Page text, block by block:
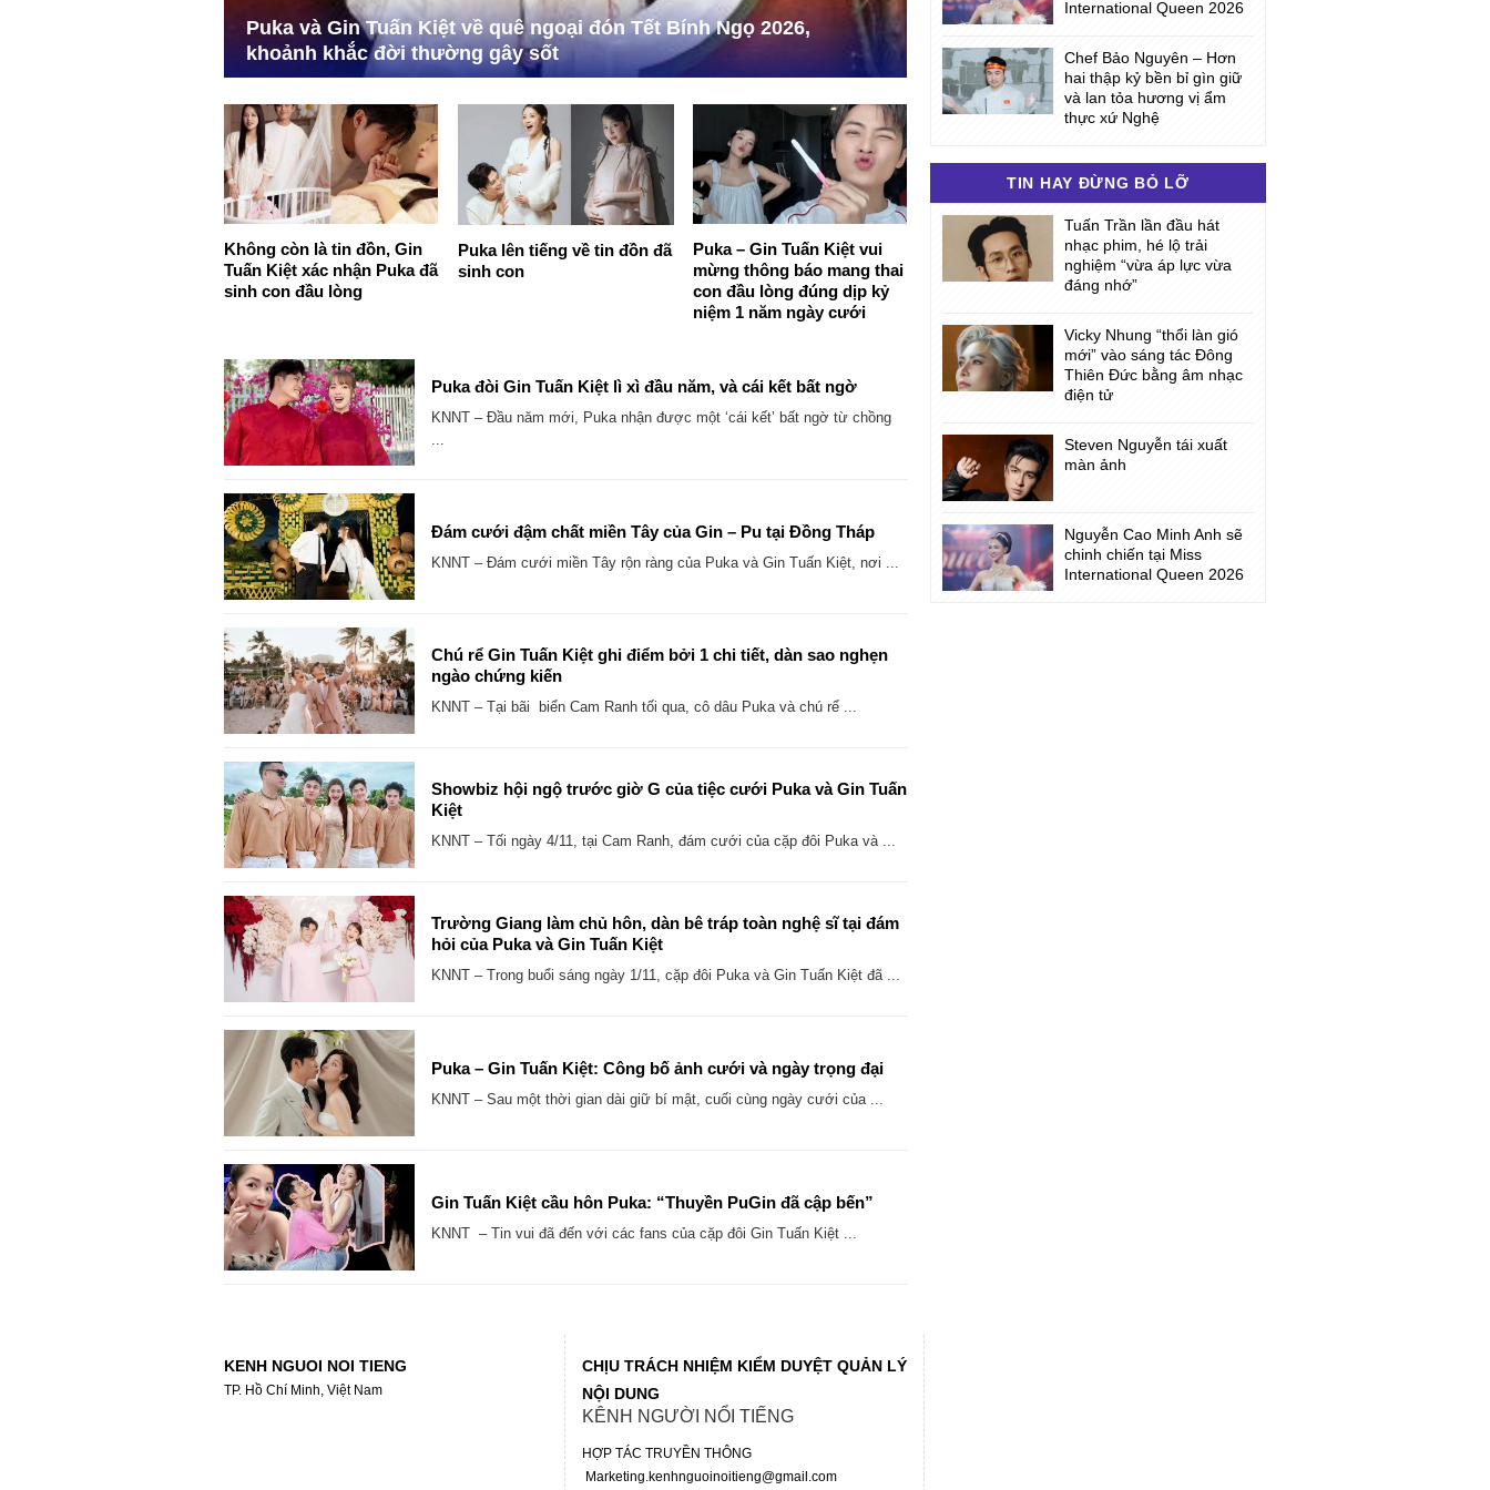
Puka và Gin Tuấn Kiệt về quê ngoại đón Tết Bính Ngọ 2026,
khoảnh khắc đời thường gây sốt
Không còn là tin đồn, Gin
Tuấn Kiệt xác nhận Puka đã
sinh con đầu lòng
Puka lên tiếng về tin đồn đã
sinh con
Puka – Gin Tuấn Kiệt vui
mừng thông báo mang thai
con đầu lòng đúng dịp kỷ
niệm 1 năm ngày cưới
Puka đòi Gin Tuấn Kiệt lì xì đầu năm, và cái kết bất ngờ
KNNT – Đầu năm mới, Puka nhận được một ‘cái kết’ bất ngờ từ chồng
Đám cưới đậm chất miền Tây của Gin – Pu tại Đồng Tháp
KNNT – Đám cưới miền Tây rộn ràng của Puka và Gin Tuấn Kiệt, nơi ...
Chú rể Gin Tuấn Kiệt ghi điểm bởi 1 chi tiết, dàn sao nghẹn
ngào chứng kiến
KNNT – Tại bãi biển Cam Ranh tối qua, cô dâu Puka và chú rể ...
Showbiz hội ngộ trước giờ G của tiệc cưới Puka và Gin Tuấn
Kiệt
KNNT – Tối ngày 4/11, tại Cam Ranh, đám cưới của cặp đôi Puka và ...
Trường Giang làm chủ hôn, dàn bê tráp toàn nghệ sĩ tại đám
hỏi của Puka và Gin Tuấn Kiệt
KNNT – Trong buổi sáng ngày 1/11, cặp đôi Puka và Gin Tuấn Kiệt đã ...
Puka – Gin Tuấn Kiệt: Công bố ảnh cưới và ngày trọng đại
KNNT – Sau một thời gian dài giữ bí mật, cuối cùng ngày cưới của ...
Gin Tuấn Kiệt cầu hôn Puka: “Thuyền PuGin đã cập bến”
KNNT – Tin vui đã đến với các fans của cặp đôi Gin Tuấn Kiệt ...
International Queen 2026
Chef Bảo Nguyên – Hơn
hai thập kỷ bền bỉ gìn giữ
và lan tỏa hương vị ẩm
thực xứ Nghệ
TIN HAY ĐỪNG BỎ LỠ
Tuấn Trần lần đầu hát
nhạc phim, hé lộ trải
nghiệm “vừa áp lực vừa
đáng nhớ”
Vicky Nhung “thổi làn gió
mới” vào sáng tác Đông
Thiên Đức bằng âm nhạc
điện tử
Steven Nguyễn tái xuất
màn ảnh
Nguyễn Cao Minh Anh sẽ
chinh chiến tại Miss
International Queen 2026
KENH NGUOI NOI TIENG
TP. Hồ Chí Minh, Việt Nam
CHỊU TRÁCH NHIỆM KIỂM DUYỆT QUẢN LÝ
NỘI DUNG
KÊNH NGƯỜI NỔI TIẾNG
HỢP TÁC TRUYỀN THÔNG
Marketing.kenhnguoinoitieng@gmail.com